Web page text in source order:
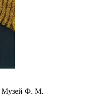
Музей Ф. М.